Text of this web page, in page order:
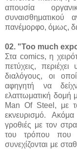
απουσία
πανέμορφο, όμως,
02. "Too much
Στα comics, η
πετύχεις,
διαλόγους, οι
αφηγητή να
ελαττωματική δομή
Man Of Steel, με
εκνευρισμό.
γροθιές με τον
του τρόπου που
συνεχίζονται με